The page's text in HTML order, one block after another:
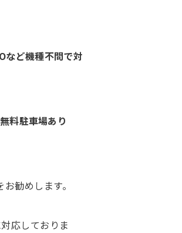
など機種不問で対
料駐車場あり
勧めします。
応しておりま